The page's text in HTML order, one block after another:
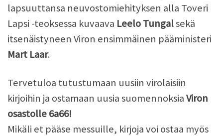
lapsuuttansa neuvostomiehityksen alla Toveri
Lapsi -teoksessa kuvaava Leelo Tungalsekä
itsenäistyneen Viron ensimmäinen pääministeri
Mart Laar.
Tervetuloa tutustumaan uusiin virolaisiin
kirjoihin ja ostamaan uusia suomennoksiaViron
osastolle 6a66!
Mikäli et pääse messuille, kirjoja voi ostaa myös